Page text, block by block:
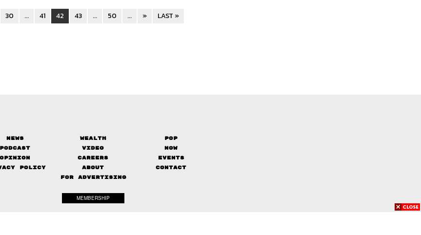
30 ... 41 42 43 ... 50 ... » LAST »
News Wealth
Pop
Podcast
Video
Now
Opinion
Careers
Events
Policy
About
Contact
FOR ADVERTISING
MEMBERSHIP